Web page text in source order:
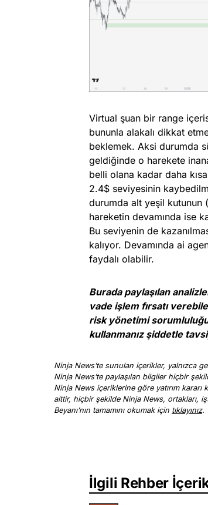
Virtual şuan bir range
bununla alakalı dikkat
beklemek. Aksi durumda
geldiğinde o harekete
belli olana kadar daha
2.4$ seviyesinin
durumda alt yeşil kutunun
hareketin devamında ise
Bu seviyenin de
kalıyor. Devamında ai
faydalı olabilir.
Burada paylaşılan
vade işlem fırsatı
risk yönetimi sorumluluğu
kullanmanız şiddetle
Ninja News’te sunulan içerikler, yalnızca
Ninja News’te paylaşılan bilgiler hiçbir
Ninja News içeriklerine göre yatırım kararı
aittir, hiçbir şekilde Ninja News, ortakları,
Beyanı’nın tamamını okumak için tıklayınız.
İlgili Rehber